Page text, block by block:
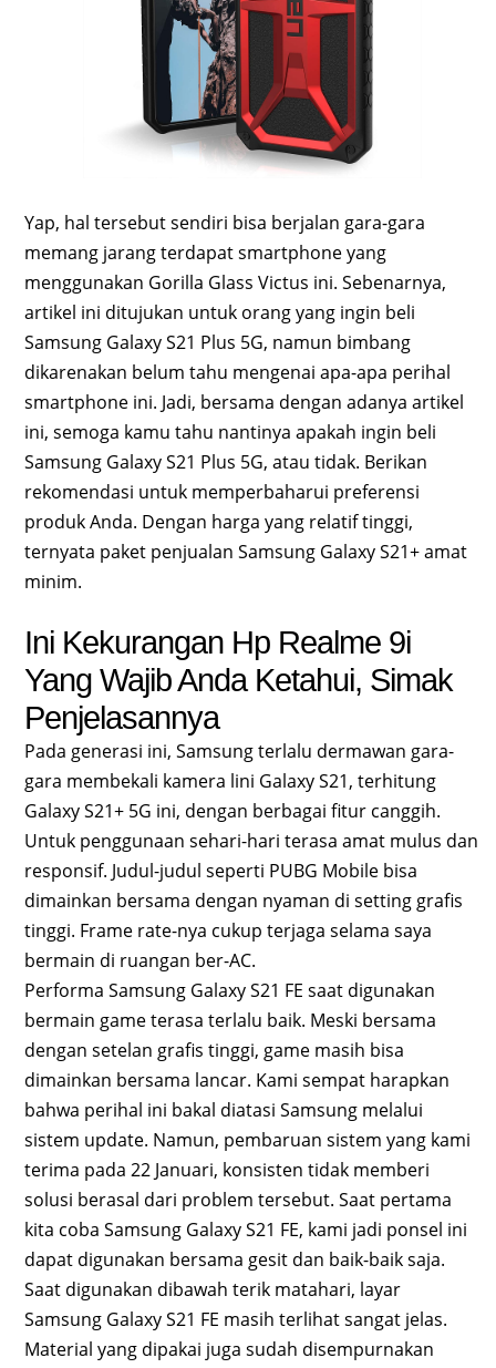
Yap, hal tersebut sendiri bisa berjalan gara-gara
memang jarang terdapat smartphone yang
menggunakan Gorilla Glass Victus ini. Sebenarnya,
artikel ini ditujukan untuk orang yang ingin beli
Samsung Galaxy S21 Plus 5G, namun bimbang
dikarenakan belum tahu mengenai apa-apa perihal
smartphone ini. Jadi, bersama dengan adanya artikel
ini, semoga kamu tahu nantinya apakah ingin beli
Samsung Galaxy S21 Plus 5G, atau tidak. Berikan
rekomendasi untuk memperbaharui preferensi
produk Anda. Dengan harga yang relatif tinggi,
ternyata paket penjualan Samsung Galaxy S21+ amat
minim.
Ini Kekurangan Hp Realme 9i
Yang Wajib Anda Ketahui, Simak
Penjelasannya
Pada generasi ini, Samsung terlalu dermawan gara-
gara membekali kamera lini Galaxy S21, terhitung
Galaxy S21+ 5G ini, dengan berbagai fitur canggih.
Untuk penggunaan sehari-hari terasa amat mulus dan
responsif. Judul-judul seperti PUBG Mobile bisa
dimainkan bersama dengan nyaman di setting grafis
tinggi. Frame rate-nya cukup terjaga selama saya
bermain di ruangan ber-AC.
Performa Samsung Galaxy S21 FE saat digunakan
bermain game terasa terlalu baik. Meski bersama
dengan setelan grafis tinggi, game masih bisa
dimainkan bersama lancar. Kami sempat harapkan
bahwa perihal ini bakal diatasi Samsung melalui
sistem update. Namun, pembaruan sistem yang kami
terima pada 22 Januari, konsisten tidak memberi
solusi berasal dari problem tersebut. Saat pertama
kita coba Samsung Galaxy S21 FE, kami jadi ponsel ini
dapat digunakan bersama gesit dan baik-baik saja.
Saat digunakan dibawah terik matahari, layar
Samsung Galaxy S21 FE masih terlihat sangat jelas.
Material yang dipakai juga sudah disempurnakan